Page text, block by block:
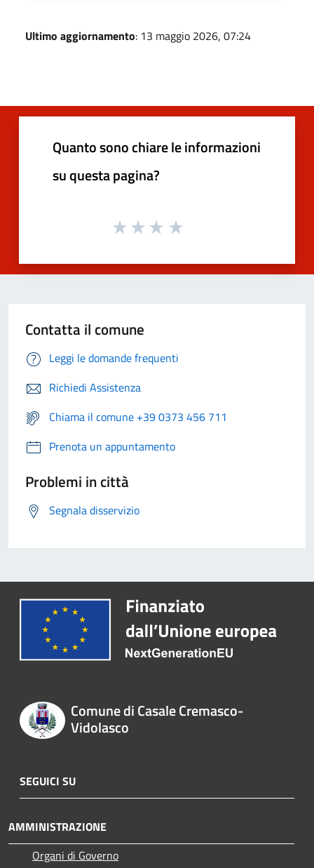
Ultimo aggiornamento: 13 maggio 2026, 07:24
Quanto sono chiare le informazioni
su questa pagina?
Contatta il comune
Leggi le domande frequenti
Richiedi Assistenza
Chiama il comune +39 0373 456 711
Prenota un appuntamento
Problemi in città
Segnala disservizio
Comune di Casale Cremasco-
Vidolasco
SEGUICI SU
AMMINISTRAZIONE
Organi di Governo